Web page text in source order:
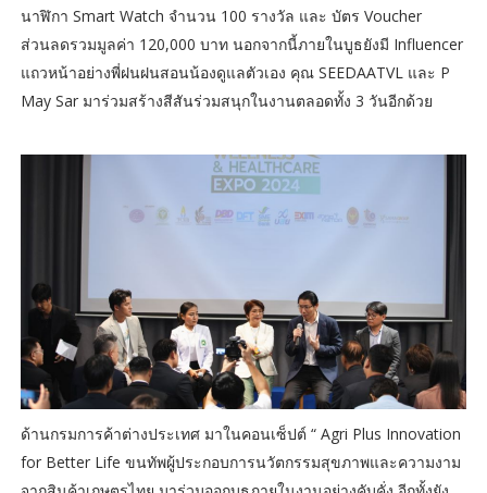
นาฬิกา Smart Watch จำนวน 100 รางวัล และ บัตร Voucher
ส่วนลดรวมมูลค่า 120,000 บาท นอกจากนี้ภายในบูธยังมี Influencer
แถวหน้าอย่างพี่ฝนฝนสอนน้องดูแลตัวเอง คุณ SEEDAATVL และ P
May Sar มาร่วมสร้างสีสันร่วมสนุกในงานตลอดทั้ง 3 วันอีกด้วย
ด้านกรมการค้าต่างประเทศ มาในคอนเซ็ปต์ “ Agri Plus Innovation
for Better Life ขนทัพผู้ประกอบการนวัตกรรมสุขภาพและความงาม